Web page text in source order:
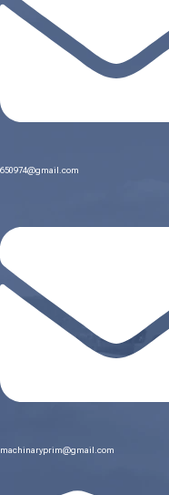
650974@gmail.com
machinaryprim@gmail.com